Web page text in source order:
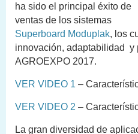
ha sido el principal éxito de
ventas de los sistemas
Superboard Moduplak, los
innovación, adaptabilidad y
AGROEXPO 2017.
VER VIDEO 1 –
VER VIDEO 2 –
La gran diversidad de